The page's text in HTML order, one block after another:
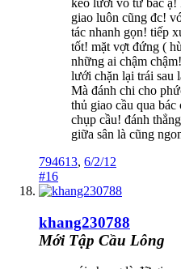
giao luôn cũng đc!
tác nhanh gọn! tiếp
tốt! mặt vợt đứng (
những ai chậm
lưới chặn lại trái sau
Mà đánh chi cho
thủ giao cầu qua
chụp cầu! đánh
giữa sân là cũng
794613, 6/2/12
#16
khang230788
Mới Tập Cầu Lông